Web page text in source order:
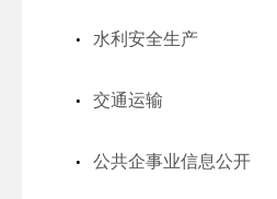
水利安全生产
交通运输
公共企事业信息公开